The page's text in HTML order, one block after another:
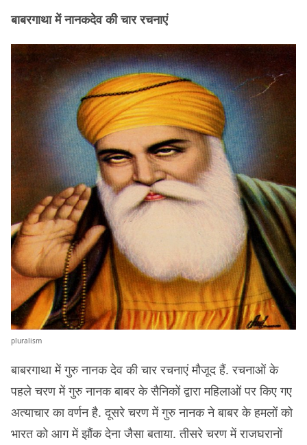
बाबरगाथा में नानकदेव की चार रचनाएं
pluralism
बाबरगाथा में गुरु नानक देव की चार रचनाएं मौजूद हैं. रचनाओं के
पहले चरण में गुरु नानक बाबर के सैनिकों द्वारा महिलाओं पर किए गए
अत्याचार का वर्णन है. दूसरे चरण में गुरु नानक ने बाबर के हमलों को
भारत को आग में झौंक देना जैसा बताया. तीसरे चरण में राजघरानों